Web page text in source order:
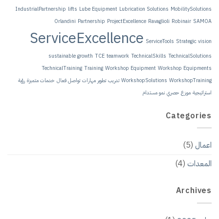
IndustrialPartnership lifts Lube
Orlandini
sustainable growth
TechnicalTraining
تواصل فعال خدمات متميزة رؤية